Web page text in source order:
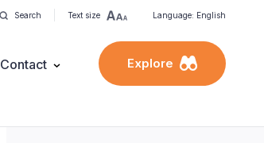
Search Text size Language: English
Contact Explore